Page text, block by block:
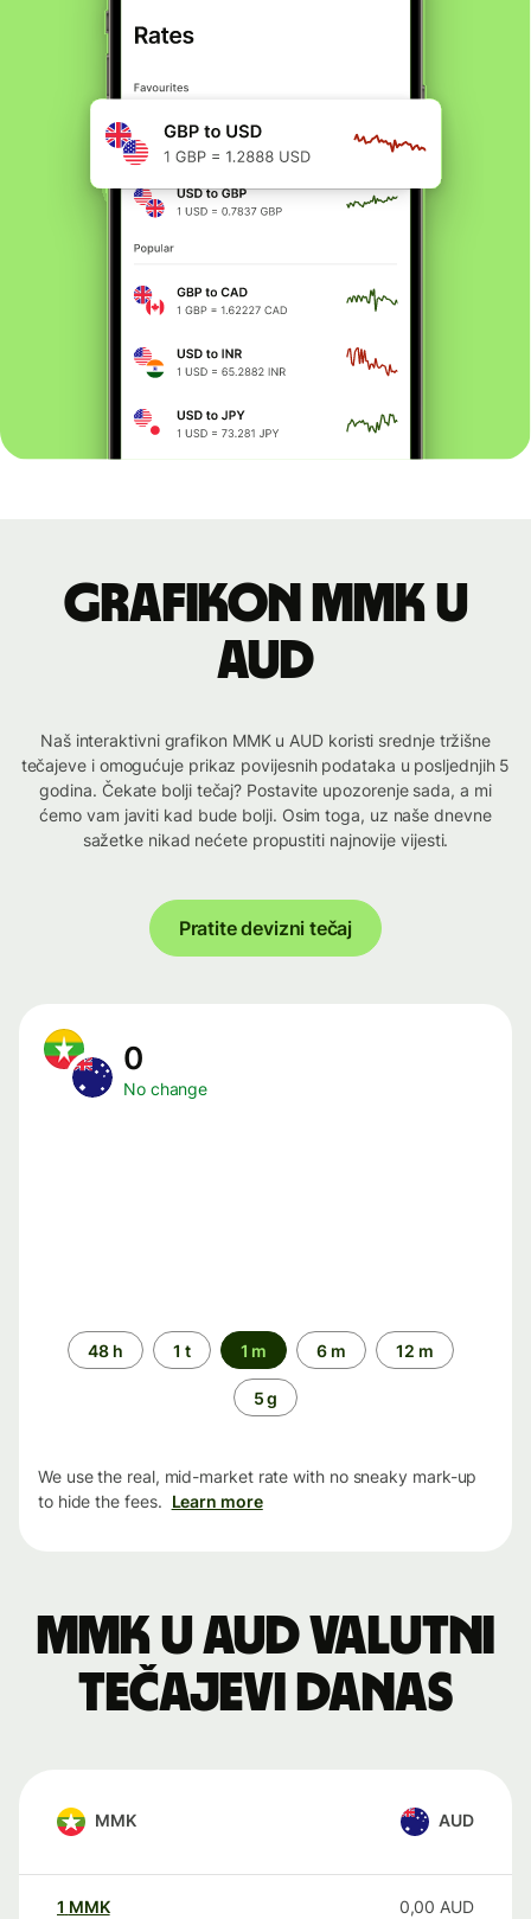
Grafikon MMK u
AUD
Naš interaktivni grafikon MMK u AUD koristi srednje tržišne
tečajeve i omogućuje prikaz povijesnih podataka u posljednjih 5
godina. Čekate bolji tečaj? Postavite upozorenje sada, a mi
ćemo vam javiti kad bude bolji. Osim toga, uz naše dnevne
sažetke nikad nećete propustiti najnovije vijesti.
Pratite devizni tečaj
0
No change
Time
period
48 h 1 t 1 m 6 m 12 m
5 g
We use the real, mid-market rate with no sneaky mark-up
to hide the fees. Learn more
MMK u AUD valutni
tečajevi danas
MMK AUD
1 MMK 0,00 AUD